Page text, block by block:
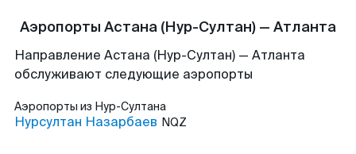
Аэропорты Астана (Нур-Султан) — Атланта
Направление Астана (Нур-Султан) — Атланта
обслуживают следующие аэропорты
Аэропорты из Нур-Султана
Нурсултан Назарбаев NQZ